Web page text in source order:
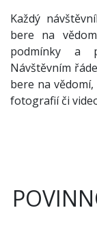
Každý
bere na
podmínky a
Návštěvním
bere na
fotografií či